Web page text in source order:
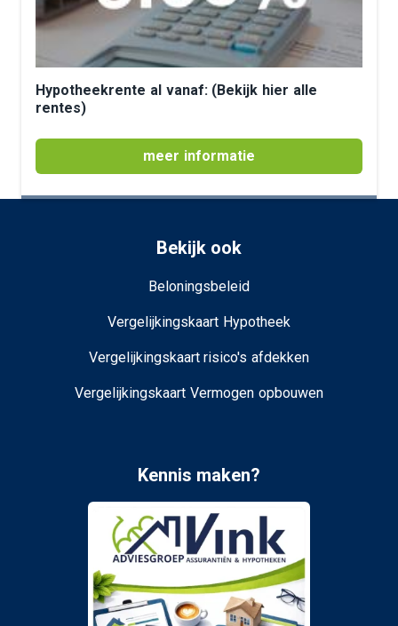
Hypotheekrente al vanaf: (Bekijk hier alle
rentes)
meer informatie
Bekijk ook
Beloningsbeleid
Vergelijkingskaart Hypotheek
Vergelijkingskaart risico's afdekken
Vergelijkingskaart Vermogen opbouwen
Kennis maken?